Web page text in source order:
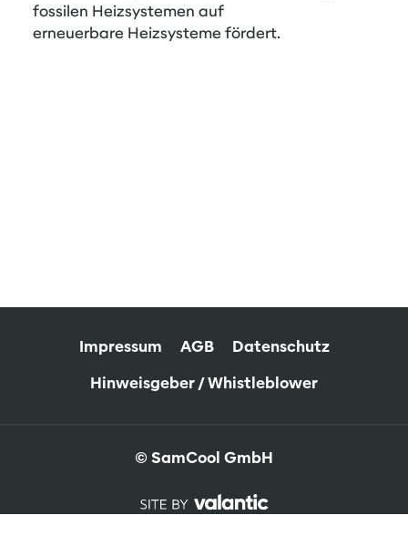
fossilen Heizsystemen auf
erneuerbare Heizsysteme fördert.
Impressum AGB
Datenschutz
Hinweisgeber / Whistleblower
© SamCool GmbH